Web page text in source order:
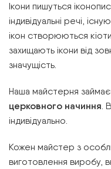
Ікони пишуться
індивідуальні речі,
ікон створюються
захищають ікони від
значущість.
Наша майстерня
церковного начиння.
індивідуально.
Кожен майстер з
виготовлення виробу,